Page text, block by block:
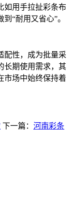
用手拉扯彩条布
“耐用又省心”。
配性，成为批量采
长期使用需求，其
市场中始终保持着
下一篇： 河南彩条